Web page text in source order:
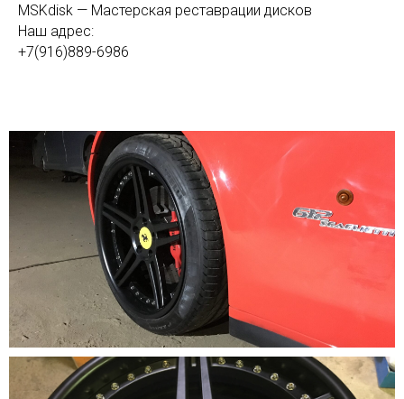
MSKdisk — Мастерская реставрации дисков
Наш адрес:
+7(916)889-6986